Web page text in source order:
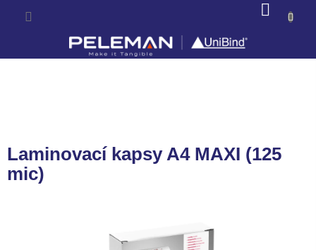
KOŠÍK
Laminovací kapsy A4 MAXI (125
mic)